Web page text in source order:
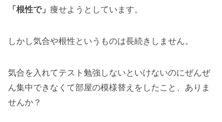
「根性で」 痩せようとしています。
しかし気合や根性というものは長続きしません。
気合を入れてテスト勉強しないといけないのにぜんぜ
ん集中できなくて部屋の模様替えをしたこと、ありま
せんか？